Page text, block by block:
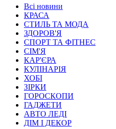
Всі новини
КРАСА
СТИЛЬ ТА МОДА
ЗДОРОВ'Я
СПОРТ ТА ФІТНЕС
СІМ'Я
КАР'ЄРА
КУЛІНАРІЯ
ХОБІ
ЗІРКИ
ГОРОСКОПИ
ГАДЖЕТИ
АВТО ЛЕДІ
ДІМ І ДЕКОР